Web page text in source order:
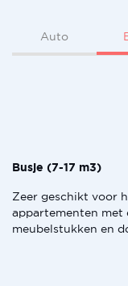
Auto
Busje (7-17 m3)
Zeer geschikt voor
appartementen met
meubelstukken en